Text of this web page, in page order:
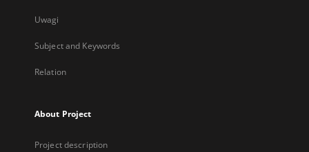
Uwagi
Subject and Keywords
Relation
About Project
Project description